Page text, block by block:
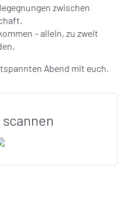
zwischen
– allein, zu zweit
Abend mit euch.
scannen